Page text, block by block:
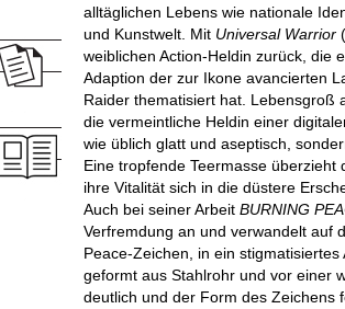
alltäglichen Lebens wie nationale
und Kunstwelt. Mit Universal Warrior
weiblichen Action-Heldin zurück, die
Adaption der zur Ikone avancierten
Raider thematisiert hat. Lebensgroß
die vermeintliche Heldin einer
wie üblich glatt und aseptisch,
Eine tropfende Teermasse
ihre Vitalität sich in die düstere
Auch bei seiner Arbeit BURNING
Verfremdung an und verwandelt auf
Peace-Zeichen, in ein
geformt aus Stahlrohr und vor einer
deutlich und der Form des Zeichens